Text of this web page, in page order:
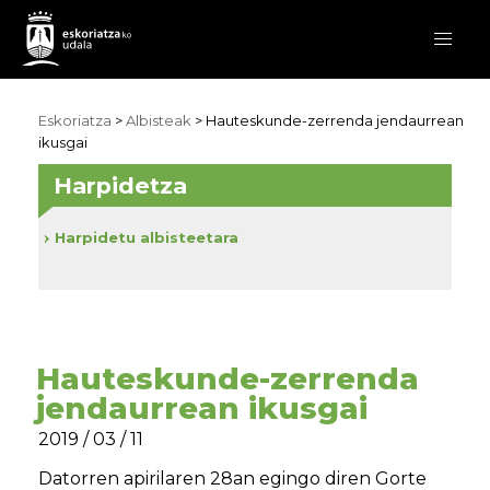
Eskoriatza >Albisteak > Hauteskunde-zerrenda jendaurrean
ikusgai
Hauteskunde-zerrenda
jendaurrean ikusgai
2019 / 03 / 11
Datorren apirilaren 28an egingo diren Gorte
Harpidetza
Harpidetu albisteetara